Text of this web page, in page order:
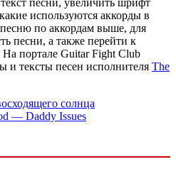
песни, увеличить шрифт
используются аккорды в
по аккордам выше, для
песни, а также перейти к
портале Guitar Fight Club
и тексты песен исполнителя The
солнца
— Daddy Issues